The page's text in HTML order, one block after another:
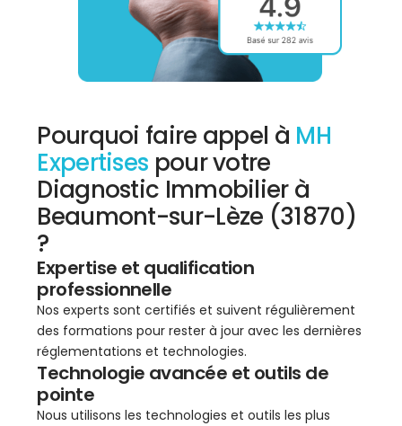
Pourquoi faire appel à MH
Expertises pour votre
Diagnostic Immobilier à
Beaumont-sur-Lèze (31870)
?
Expertise et qualification
professionnelle
Nos experts sont certifiés et suivent régulièrement
des formations pour rester à jour avec les dernières
réglementations et technologies.
Technologie avancée et outils de
pointe
Nous utilisons les technologies et outils les plus